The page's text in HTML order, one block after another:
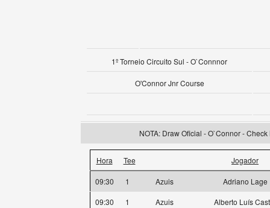
1º Torneio Circuito Sul - O`Connnor
O'Connor Jnr Course
NOTA: Draw Oficial - O`Connor -
Hora Tee Jogador
09:30 1 Azuis
Adriano Lage
09:30
1 Azuis
Alberto Luís